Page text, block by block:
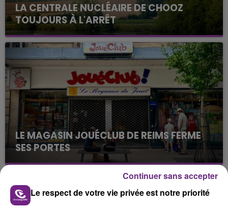
LA CENTRALE NUCLÉAIRE DE CHOOZ
TOUJOURS À L'ARRÊT
Cela fait déjà une semaine que la centrale
nucléaire ardennaise est à l'arrêt. Une situation
justifiée par la sécheresse intense qui est toujours
présente.
LE MAGASIN JOUÉCLUB DE REIMS FERME
SES PORTES
C'était l'une des institutions du centre-ville
rémois. Le magasin JouéClub est contraint de
fermer ses portes.
TITRES DIFFUSÉS
Le respect de votre vie privée est notre priorité
Continuer sans accepter